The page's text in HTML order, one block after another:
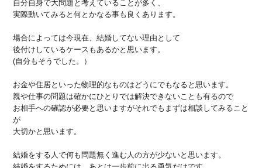
自分自身で大問題と考えていることが多く、
実際動いてみると何とかなる事も良くあります。
場合によっては今現在、結婚してない理由として
後付けしているケースもあるかと思います。
(自分もそうでした。）
お金や住居といった物理的なものはどうにでもなると思います。
親や仕事の問題は確かにひとりでは解決できないことも有るので
お相手への確認が必要と思いますがそれでもまずは相談してみること
が
大切かと思います。
結婚をする人で何も問題無く進む人の方が少ないと思います。